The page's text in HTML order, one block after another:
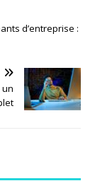
d’entreprise :